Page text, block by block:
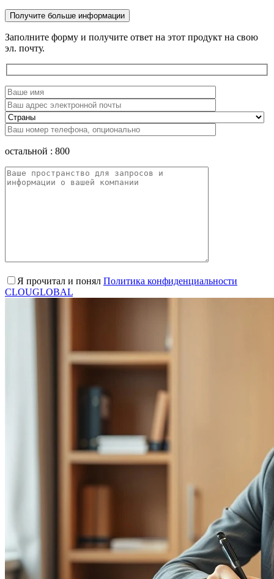
Получите больше информации
Заполните форму и получите ответ на этот продукт на свою
эл. почту.
остальной : 800
Я прочитал и понял Политика конфиденциальности
CLOUGLOBAL